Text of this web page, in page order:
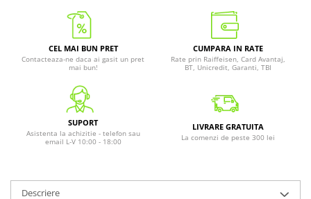
CEL MAI BUN PRET
Contacteaza-ne daca ai gasit un pret
mai bun!
CUMPARA IN RATE
Rate prin Raiffeisen, Card Avantaj,
BT, Unicredit, Garanti, TBI
SUPORT
Asistenta la achizitie - telefon sau
email L-V 10:00 - 18:00
LIVRARE GRATUITA
La comenzi de peste 300 lei
Descriere